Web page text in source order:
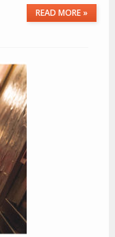
READ MORE »